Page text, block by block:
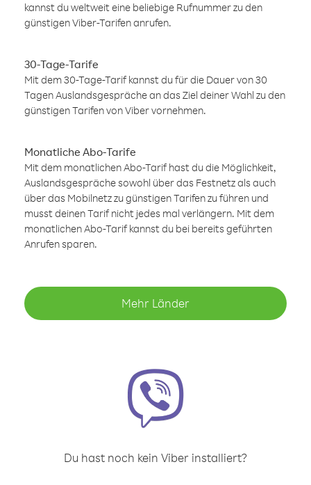
kannst du weltweit eine beliebige Rufnummer zu den
günstigen Viber-Tarifen anrufen.
30-Tage-Tarife
Mit dem 30-Tage-Tarif kannst du für die Dauer von 30
Tagen Auslandsgespräche an das Ziel deiner Wahl zu den
günstigen Tarifen von Viber vornehmen.
Monatliche Abo-Tarife
Mit dem monatlichen Abo-Tarif hast du die Möglichkeit,
Auslandsgespräche sowohl über das Festnetz als auch
über das Mobilnetz zu günstigen Tarifen zu führen und
musst deinen Tarif nicht jedes mal verlängern. Mit dem
monatlichen Abo-Tarif kannst du bei bereits geführten
Anrufen sparen.
Mehr Länder
Du hast noch kein Viber installiert?